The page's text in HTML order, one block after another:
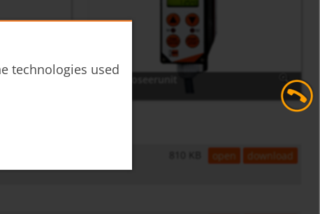
810 KB open download
technologies used